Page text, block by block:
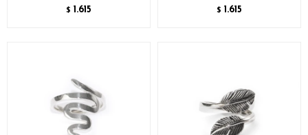
$ 1.615 $ 1.615